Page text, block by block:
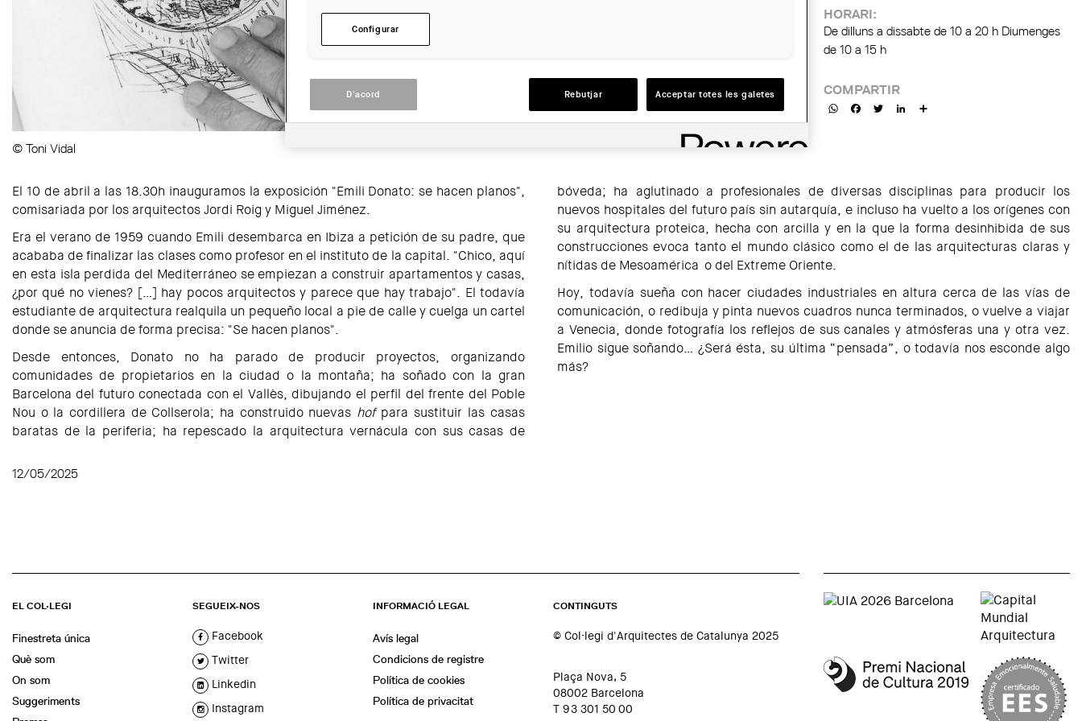
© Toni Vidal
HORARI:
De dilluns a dissabte de 10 a 20 h Diumenges
de 10 a 15 h
COMPARTIR
WhatsAppFacebookTwitterLinkedIn
El 10 de abril a las 18.30h inauguramos la exposición "Emili Donato: se hacen planos",
comisariada por los arquitectos Jordi Roig y Miguel Jiménez.
Era el verano de 1959 cuando Emili desembarca en Ibiza a petición de su padre, que
acababa de finalizar las clases como profesor en el instituto de la capital. "Chico, aquí
en esta isla perdida del Mediterráneo se empiezan a construir apartamentos y casas,
¿por qué no vienes? […] hay pocos arquitectos y parece que hay trabajo". El todavía
estudiante de arquitectura realquila un pequeño local a pie de calle y cuelga un cartel
donde se anuncia de forma precisa: "Se hacen planos".
Desde entonces, Donato no ha parado de producir proyectos, organizando
comunidades de propietarios en la ciudad o la montaña; ha soñado con la gran
Barcelona del futuro conectada con el Vallès, dibujando el perfil del frente del Poble
Nou o la cordillera de Collserola; ha construido nuevas hofpara sustituir las casas
baratas de la periferia; ha repescado la arquitectura vernácula con sus casas de
bóveda; ha aglutinado a profesionales de diversas disciplinas para producir los
nuevos hospitales del futuro país sin autarquía, e incluso ha vuelto a los orígenes con
su arquitectura proteica, hecha con arcilla y en la que la forma desinhibida de sus
construcciones evoca tanto el mundo clásico como el de las arquitecturas claras y
nítidas de Mesoamérica o del Extreme Oriente.
Hoy, todavía sueña con hacer ciudades industriales en altura cerca de las vías de
comunicación, o redibuja y pinta nuevos cuadros nunca terminados, o vuelve a viajar
a Venecia, donde fotografía los reflejos de sus canales y atmósferas una y otra vez.
Emilio sigue soñando… ¿Será ésta, su última “pensada”, o todavía nos esconde algo
más?
12/05/2025
EL COL·LEGI
Finestreta única
Què som
On som
Suggeriments
SEGUEIX-NOS
Facebook
Twitter
Linkedin
Instagram
INFORMACIÓ LEGAL
Avís legal
Condicions de registre
Política de cookies
Política de privacitat
CONTINGUTS
© Col·legi d'Arquitectes de Catalunya 2025
Plaça Nova, 5
08002 Barcelona
T 93 301 50 00
Configurar
D'acord Rebutjar Acceptar totes les galetes